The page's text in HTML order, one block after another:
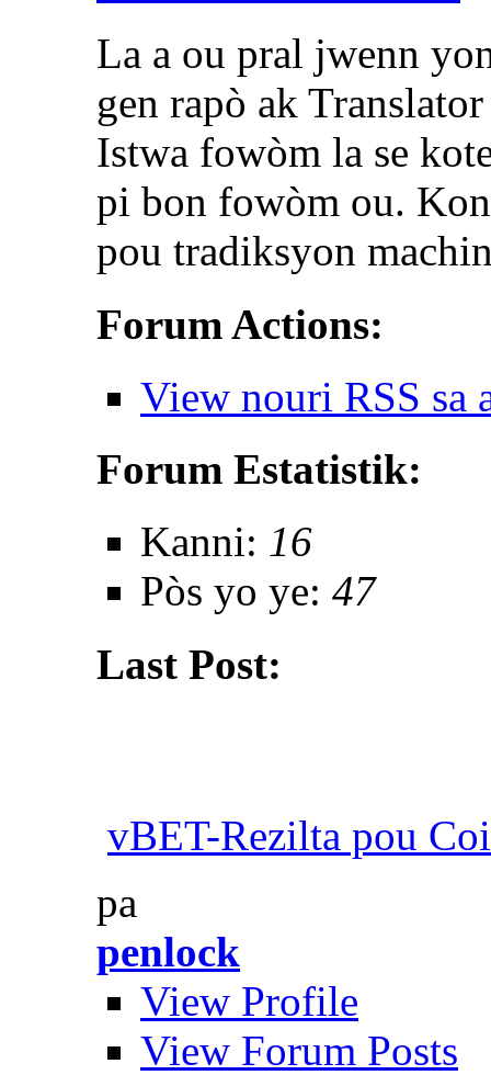
La a ou pral jwenn
gen rapò ak
Istwa fowòm la se
pi bon fowòm ou.
pou tradiksyon
Forum Actions:
View nouri RSS sa
Forum Estatistik:
Kanni: 16
Pòs yo ye: 47
Last Post:
vBET-Rezilta pou
pa
penlock
View Profile
View Forum Posts